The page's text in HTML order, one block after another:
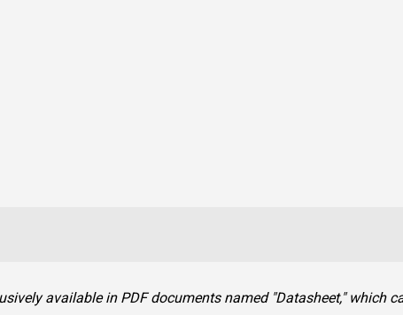
available in PDF documents named "Datasheet," which